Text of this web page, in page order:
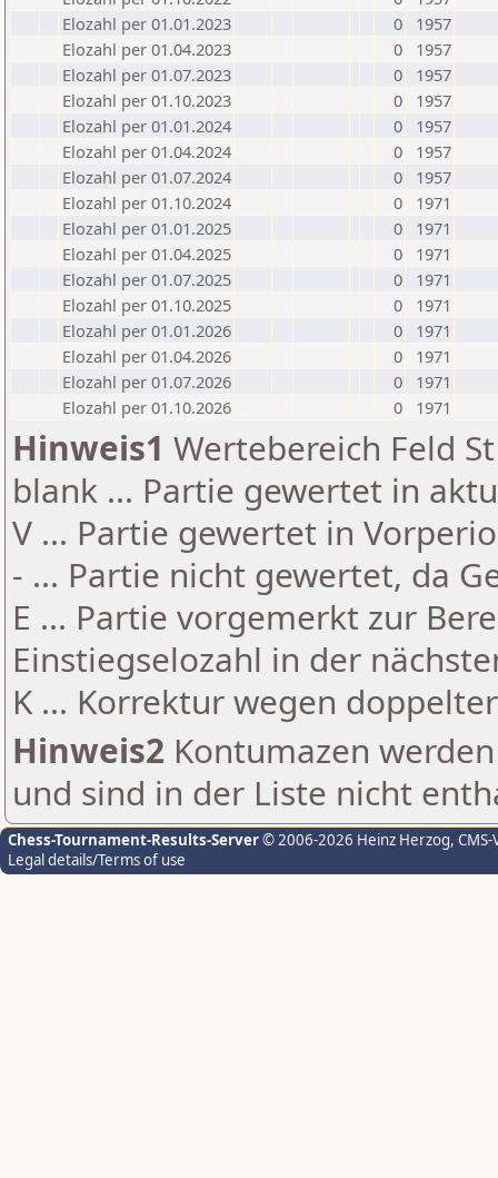
Elozahl per 01.01.2023
0
1957
Elozahl per 01.04.2023
0
1957
Elozahl per 01.07.2023
0
1957
Elozahl per 01.10.2023
0
1957
Elozahl per 01.01.2024
0
1957
Elozahl per 01.04.2024
0
1957
Elozahl per 01.07.2024
0
1957
Elozahl per 01.10.2024
0
1971
Elozahl per 01.01.2025
0
1971
Elozahl per 01.04.2025
0
1971
Elozahl per 01.07.2025
0
1971
Elozahl per 01.10.2025
0
1971
Elozahl per 01.01.2026
0
1971
Elozahl per 01.04.2026
0
1971
Elozahl per 01.07.2026
0
1971
Elozahl per 01.10.2026
0 1971
Hinweis1 Wertebereich Feld
blank ... Partie gewertet in
V ... Partie gewertet in
- ... Partie nicht gewertet, da
E ... Partie vorgemerkt zur
Einstiegselozahl in der
K ... Korrektur wegen
Hinweis2 Kontumazen
und sind in der Liste nicht
Chess-Tournament-Results-Server© 2006-2026 Heinz Herzog,
Legal details/Terms of use